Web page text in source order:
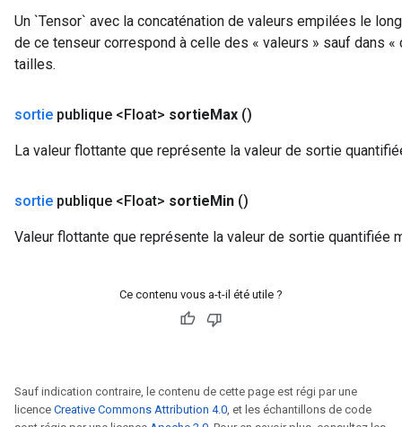
Un `Tensor` avec la concaténation de valeurs empilées le
de ce tenseur correspond à celle des « valeurs » sauf dans
tailles.
sortie publique <Float> sortieMax ()
La valeur flottante que représente la valeur de sortie
sortie publique <Float> sortieMin ()
Valeur flottante que représente la valeur de sortie quantifiée
Ce contenu vous a-t-il été utile ?
Sauf indication contraire, le contenu de cette page est régi par une
licence Creative Commons Attribution 4.0, et les échantillons de code